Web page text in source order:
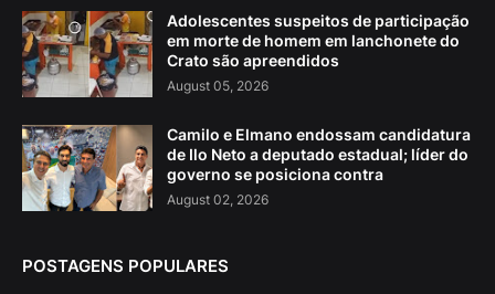
Adolescentes suspeitos de participação
em morte de homem em lanchonete do
Crato são apreendidos
August 05, 2026
Camilo e Elmano endossam candidatura
de Ilo Neto a deputado estadual; líder do
governo se posiciona contra
August 02, 2026
POSTAGENS POPULARES